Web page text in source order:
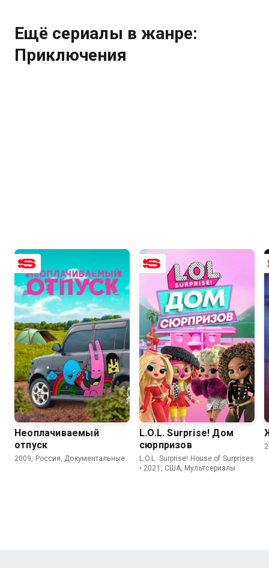
Ещё сериалы в жанре:
Приключения
4.9
Неоплачиваемый
отпуск
2009, Россия, Документальные
8.9 7.3
L.O.L. Surprise! Дом
сюрпризов
L.O.L. Surprise! House of Surprises
• 2021, США, Мультсериалы